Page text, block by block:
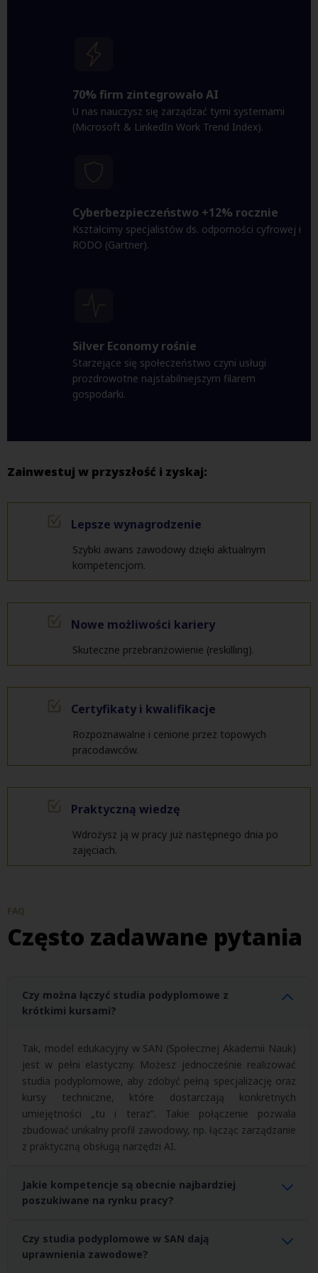
70% firm zintegrowało AI
U nas nauczysz się zarządzać tymi systemami
(Microsoft & LinkedIn Work Trend Index).
Cyberbezpieczeństwo +12% rocznie
Kształcimy specjalistów ds. odporności cyfrowej i
RODO (Gartner).
Silver Economy rośnie
Starzejące się społeczeństwo czyni usługi
prozdrowotne najstabilniejszym filarem
gospodarki.
Zainwestuj w przyszłość i zyskaj:
Lepsze wynagrodzenie
Szybki awans zawodowy dzięki aktualnym
kompetencjom.
Nowe możliwości kariery
Skuteczne przebranżowienie (reskilling).
Certyfikaty i kwalifikacje
Rozpoznawalne i cenione przez topowych
pracodawców.
Praktyczną wiedzę
Wdrożysz ją w pracy już następnego dnia po
zajęciach.
FAQ
Często zadawane pytania
Czy można łączyć studia podyplomowe z
krótkimi kursami?
Tak, model edukacyjny w SAN (Społecznej Akademii Nauk)
jest w pełni elastyczny. Możesz jednocześnie realizować
studia podyplomowe, aby zdobyć pełną specjalizację oraz
kursy techniczne, które dostarczają konkretnych
umiejętności „tu i teraz”. Takie połączenie pozwala
zbudować unikalny profil zawodowy, np. łącząc zarządzanie
z praktyczną obsługą narzędzi AI.
Jakie kompetencje są obecnie najbardziej
poszukiwane na rynku pracy?
kompetencje z obszarucyberbezpieczeństwa, ochrony
danych (RODO), zrównoważonego rozwoju (ESG) oraz
Czy studia podyplomowe w SAN dają
uprawnienia zawodowe?